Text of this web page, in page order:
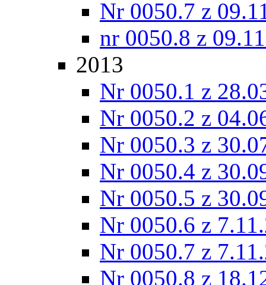
Nr 0050.7 z
nr 0050.8 z
2013
Nr 0050.1 z
Nr 0050.2 z
Nr 0050.3 z
Nr 0050.4 z
Nr 0050.5 z
Nr 0050.6 z
Nr 0050.7 z
Nr 0050.8 z